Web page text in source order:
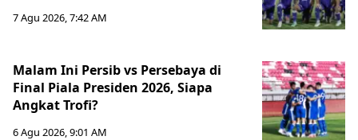
7 Agu 2026, 7:42 AM
Malam Ini Persib vs Persebaya di
Final Piala Presiden 2026, Siapa
Angkat Trofi?
6 Agu 2026, 9:01 AM